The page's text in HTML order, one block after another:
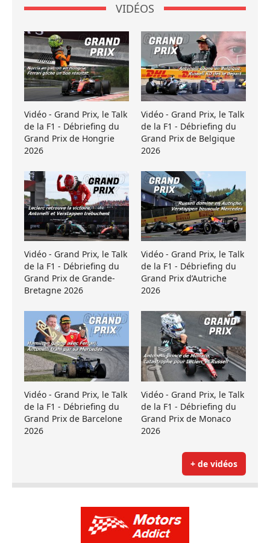
VIDÉOS
Vidéo - Grand Prix, le Talk
de la F1 - Débriefing du
Grand Prix de Hongrie
2026
Vidéo - Grand Prix, le Talk
de la F1 - Débriefing du
Grand Prix de Belgique
2026
Vidéo - Grand Prix, le Talk
de la F1 - Débriefing du
Grand Prix de Grande-
Bretagne 2026
Vidéo - Grand Prix, le Talk
de la F1 - Débriefing du
Grand Prix d’Autriche
2026
Vidéo - Grand Prix, le Talk
de la F1 - Débriefing du
Grand Prix de Barcelone
2026
Vidéo - Grand Prix, le Talk
de la F1 - Débriefing du
Grand Prix de Monaco
2026
+ de vidéos